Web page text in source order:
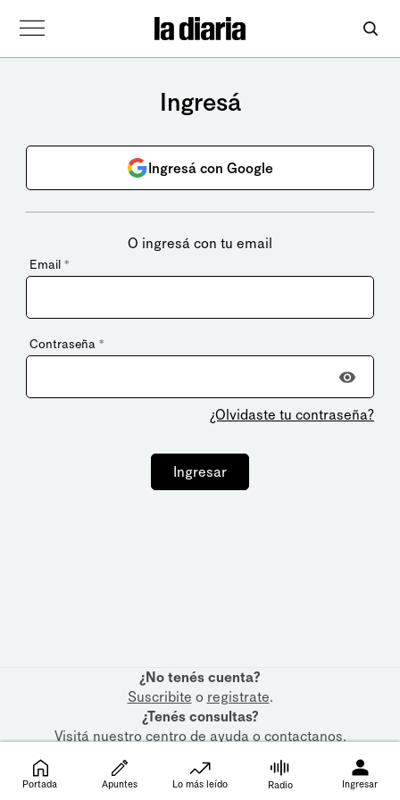
Ingresá
Ingresá con Google
O ingresá con tu email
Email *
Contraseña *
¿Olvidaste tu contraseña?
Ingresar
¿No tenés cuenta?
Suscribite o registrate.
¿Tenés consultas?
Visitá nuestrocentro de ayudaocontactanos.
Portada Apuntes Lo más leído Radio Ingresar